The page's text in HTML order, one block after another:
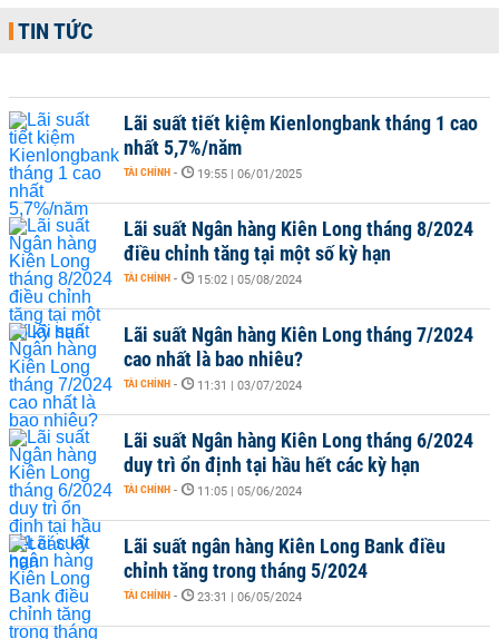
TIN TỨC
Lãi suất tiết kiệm Kienlongbank tháng 1 cao
nhất 5,7%/năm
TÀI CHÍNH - 19:55 | 06/01/2025
Lãi suất Ngân hàng Kiên Long tháng 8/2024
điều chỉnh tăng tại một số kỳ hạn
TÀI CHÍNH - 15:02 | 05/08/2024
Lãi suất Ngân hàng Kiên Long tháng 7/2024
cao nhất là bao nhiêu?
TÀI CHÍNH - 11:31 | 03/07/2024
Lãi suất Ngân hàng Kiên Long tháng 6/2024
duy trì ổn định tại hầu hết các kỳ hạn
TÀI CHÍNH - 11:05 | 05/06/2024
Lãi suất ngân hàng Kiên Long Bank điều
chỉnh tăng trong tháng 5/2024
TÀI CHÍNH - 23:31 | 06/05/2024